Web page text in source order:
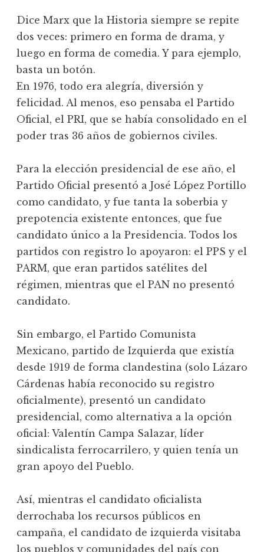
Dice Marx que la Historia siempre se repite
dos veces: primero en forma de drama, y
luego en forma de comedia. Y para ejemplo,
basta un botón.
En 1976, todo era alegría, diversión y
felicidad. Al menos, eso pensaba el Partido
Oficial, el PRI, que se había consolidado en el
poder tras 36 años de gobiernos civiles.
Para la elección presidencial de ese año, el
Partido Oficial presentó a José López Portillo
como candidato, y fue tanta la soberbia y
prepotencia existente entonces, que fue
candidato único a la Presidencia. Todos los
partidos con registro lo apoyaron: el PPS y el
PARM, que eran partidos satélites del
régimen, mientras que el PAN no presentó
candidato.
Sin embargo, el Partido Comunista
Mexicano, partido de Izquierda que existía
desde 1919 de forma clandestina (solo Lázaro
Cárdenas había reconocido su registro
oficialmente), presentó un candidato
presidencial, como alternativa a la opción
oficial: Valentín Campa Salazar, líder
sindicalista ferrocarrilero, y quien tenía un
gran apoyo del Pueblo.
Así, mientras el candidato oficialista
derrochaba los recursos públicos en
campaña, el candidato de izquierda visitaba
los pueblos y comunidades del país con